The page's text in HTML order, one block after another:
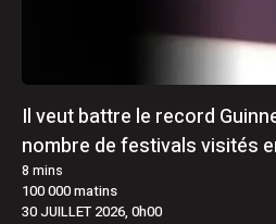
Il veut battre le record
nombre de festivals visités
8 mins
100 000 matins
30 JUILLET 2026, 0h00